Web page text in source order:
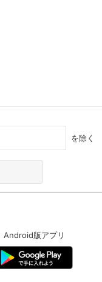
を除く
Android版アプリ